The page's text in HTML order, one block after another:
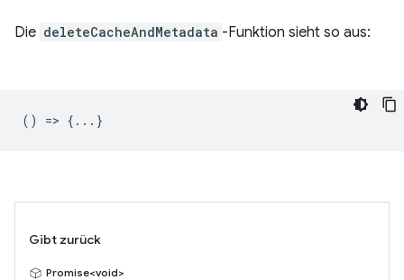
Die deleteCacheAndMetadata -Funktion sieht so aus:
() => {...}
Gibt zurück
Promise<void>